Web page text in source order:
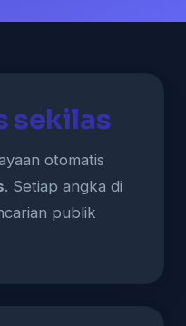
sekilas
otomatis
. Setiap angka di
publik